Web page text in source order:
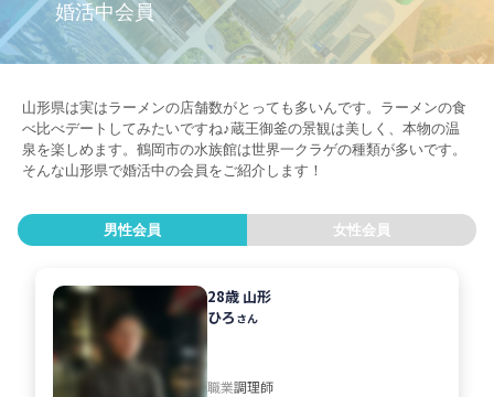
婚活中会員
山形県は実はラーメンの店舗数がとっても多いんです。ラーメンの食
べ比べデートしてみたいですね♪蔵王御釜の景観は美しく、本物の温
泉を楽しめます。鶴岡市の水族館は世界一クラゲの種類が多いです。
そんな山形県で婚活中の会員をご紹介します！
男性会員 女性会員
28歳 山形
ひろ さん
職業調理師